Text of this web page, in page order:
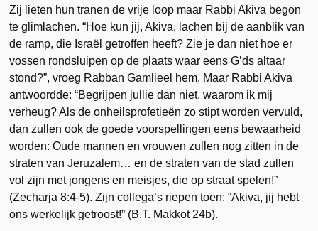
Zij lieten hun tranen de vrije loop maar Rabbi Akiva begon
te glimlachen. “Hoe kun jij, Akiva, lachen bij de aanblik van
de ramp, die Israël getroffen heeft? Zie je dan niet hoe er
vossen rondsluipen op de plaats waar eens G’ds altaar
stond?”, vroeg Rabban Gamlieel hem. Maar Rabbi Akiva
antwoordde: “Begrijpen jullie dan niet, waarom ik mij
verheug? Als de onheilsprofetieën zo stipt worden vervuld,
dan zullen ook de goede voorspellingen eens bewaarheid
worden: Oude mannen en vrouwen zullen nog zitten in de
straten van Jeruza­lem… en de straten van de stad zullen
vol zijn met jongens en meisjes, die op straat spelen!”
(Zecharja 8:4-5). Zijn collega’s riepen toen: “Akiva, jij hebt
ons werkelijk getroost!” (B.T. Makkot 24b).